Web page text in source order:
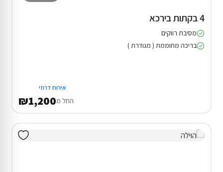
4 בקתות בירכא
מסיבת רווקים
בריכה מחוממת ( מגודרת )
אירוח דרוזי
החל מ₪1,200